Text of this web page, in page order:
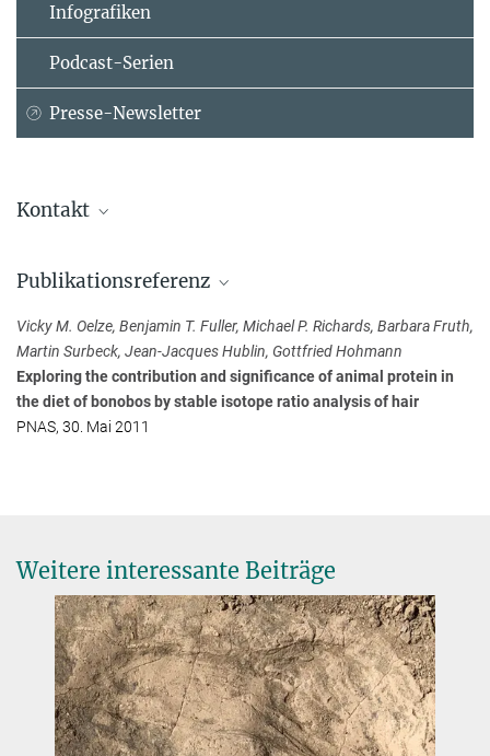
Infografiken
Podcast-Serien
Presse-Newsletter
Kontakt
Abteilung für Humanevolution
+49 341 3550-353
viktoria_oelze@...
Dr. Gottfried Hohmann
Publikationsreferenz
Vicky M. Oelze, Benjamin T. Fuller, Michael P. Richards, Barbara Fruth,
Martin Surbeck, Jean-Jacques Hublin, Gottfried Hohmann
Exploring the contribution and significance of animal protein in
the diet of bonobos by stable isotope ratio analysis of hair
PNAS, 30. Mai 2011
Weitere interessante Beiträge